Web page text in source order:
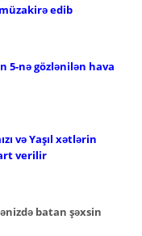
edib
5-nə gözlənilən hava
və Yaşıl xətlərin
verilir
batan şəxsin